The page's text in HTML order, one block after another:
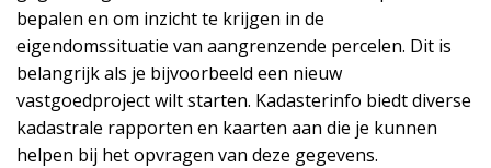
bepalen en om inzicht te krijgen in de
eigendomssituatie van aangrenzende percelen. Dit is
belangrijk als je bijvoorbeeld een nieuw
vastgoedproject wilt starten. Kadasterinfo biedt diverse
kadastrale rapporten en kaarten aan die je kunnen
helpen bij het opvragen van deze gegevens.